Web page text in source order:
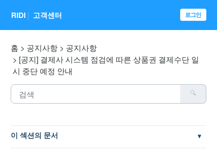
RIDI 고객센터 로그인
홈 공지사항
공지사항
[공지] 결제사 시스템 점검에 따른 상품권 결제수단 일
시 중단 예정 안내
이 섹션의 문서